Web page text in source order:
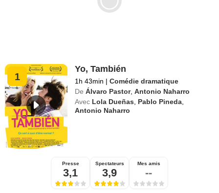
1
Yo, También
1h 43min | Comédie dramatique
De Álvaro Pastor,Antonio Naharro
Avec Lola Dueñas Pablo Pineda
Antonio Naharro
Presse
3,1
Spectateurs
3,9
Mes amis
--